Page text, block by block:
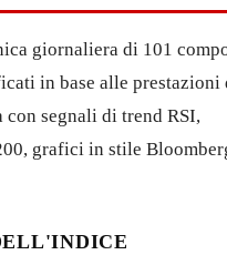
giornaliera di 101
in base alle prestazioni
con segnali di trend RSI,
grafici in stile